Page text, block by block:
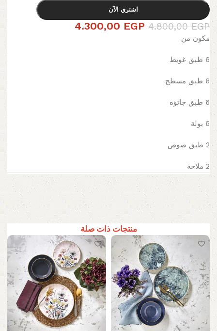
اشتري الآن
4.800,00EGP
4.300,00 EGP
مكون من
6 طبق غويط
6 طبق مسطح
6 طبق جاتوه
6 بولة
2 طبق صوص
2 ملاحة
منتجات ذات صلة